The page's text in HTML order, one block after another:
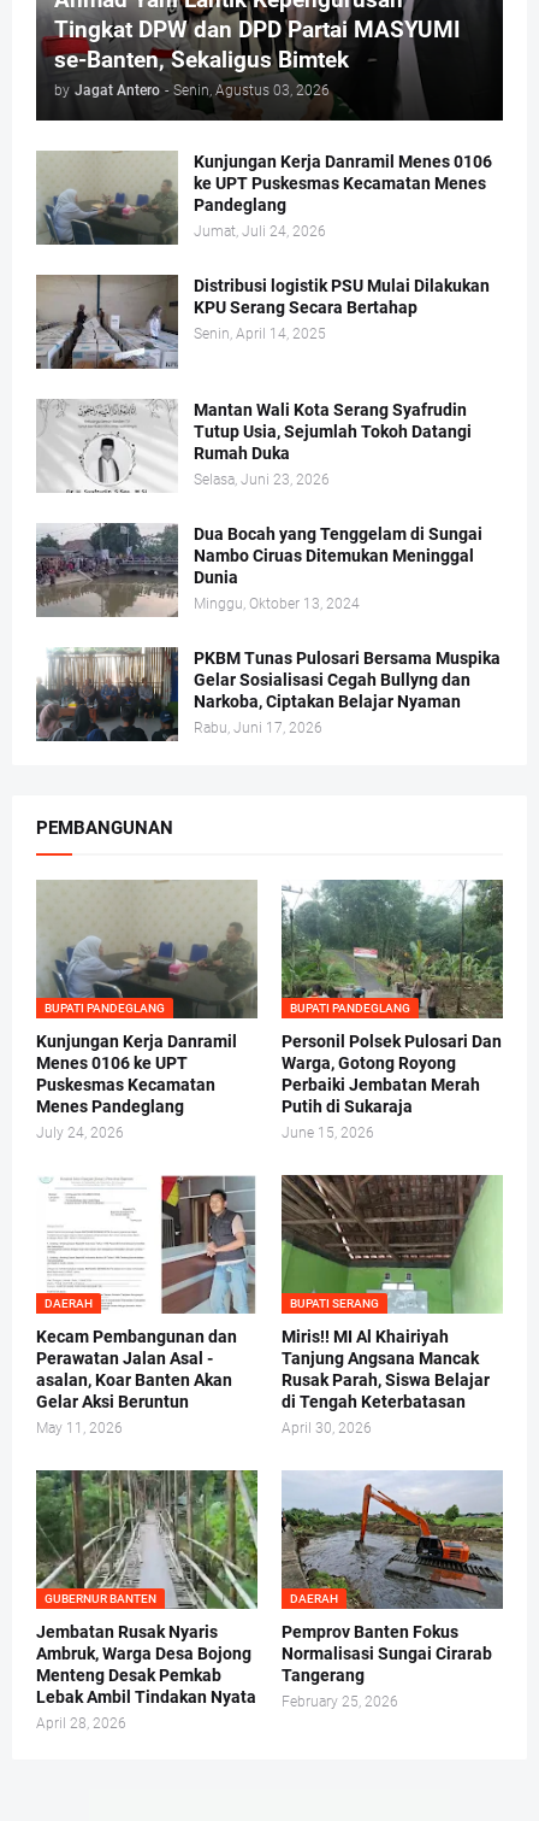
Tingkat DPW dan DPD Partai MASYUMI
se-Banten, Sekaligus Bimtek
by Jagat Antero - Senin, Agustus 03, 2026
Kunjungan Kerja Danramil Menes 0106
ke UPT Puskesmas Kecamatan Menes
Pandeglang
Jumat, Juli 24, 2026
Distribusi logistik PSU Mulai Dilakukan
KPU Serang Secara Bertahap
Senin, April 14, 2025
Mantan Wali Kota Serang Syafrudin
Tutup Usia, Sejumlah Tokoh Datangi
Rumah Duka
Selasa, Juni 23, 2026
Dua Bocah yang Tenggelam di Sungai
Nambo Ciruas Ditemukan Meninggal
Dunia
Minggu, Oktober 13, 2024
PKBM Tunas Pulosari Bersama Muspika
Gelar Sosialisasi Cegah Bullyng dan
Narkoba, Ciptakan Belajar Nyaman
Rabu, Juni 17, 2026
PEMBANGUNAN
BUPATI PANDEGLANG
Kunjungan Kerja Danramil
Menes 0106 ke UPT
Puskesmas Kecamatan
Menes Pandeglang
July 24, 2026
BUPATI PANDEGLANG
Personil Polsek Pulosari Dan
Warga, Gotong Royong
Perbaiki Jembatan Merah
Putih di Sukaraja
June 15, 2026
DAERAH
Kecam Pembangunan dan
Perawatan Jalan Asal -
asalan, Koar Banten Akan
Gelar Aksi Beruntun
May 11, 2026
BUPATI SERANG
Miris!! MI Al Khairiyah
Tanjung Angsana Mancak
Rusak Parah, Siswa Belajar
di Tengah Keterbatasan
April 30, 2026
GUBERNUR BANTEN
Jembatan Rusak Nyaris
Ambruk, Warga Desa Bojong
Menteng Desak Pemkab
Lebak Ambil Tindakan Nyata
April 28, 2026
DAERAH
Pemprov Banten Fokus
Normalisasi Sungai Cirarab
Tangerang
February 25, 2026